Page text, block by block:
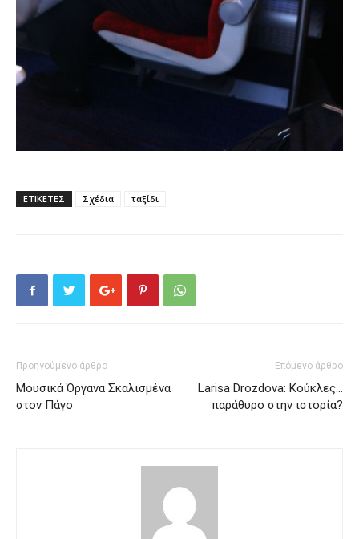
ΕΤΙΚΕΤΕΣ Σχέδια ταξίδι
Προηγούμενο άρθρο
Μουσικά Όργανα Σκαλισμένα
στον Πάγο
Επόμενο άρθρο
Larisa Drozdova: Κούκλες…
παράθυρο στην ιστορία?